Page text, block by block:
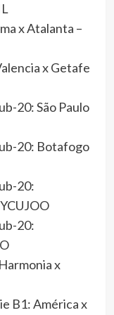
x Atalanta –
x Getafe
20: São Paulo
20: Botafogo
20:
20:
x
B1: América x